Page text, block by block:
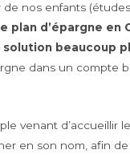
de nos enfants
plan d’épargne en
beaucoup
dans un compte
venant d’accueillir
en son nom, afin de